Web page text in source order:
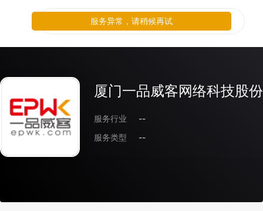
厦门一品威客网络科技股
服务行业
--
服务类型
--
服务异常，请稍候再试